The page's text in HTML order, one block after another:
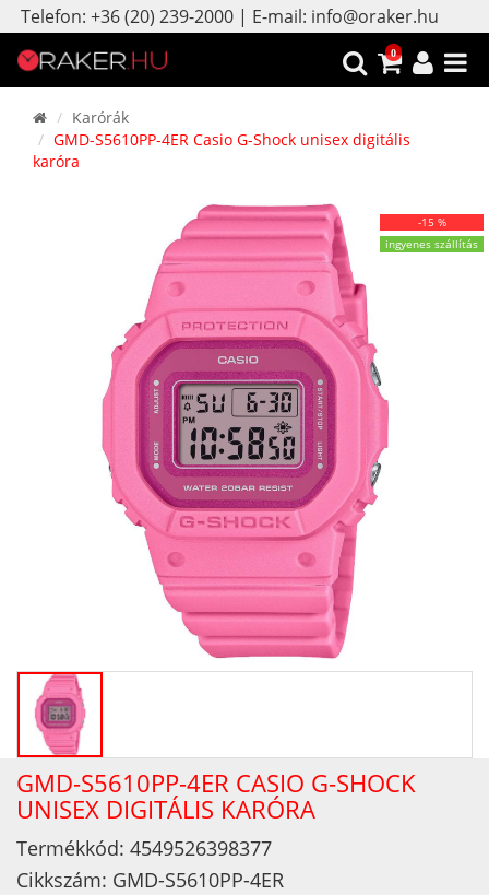
Telefon: +36 (20) 239-2000 | E-mail: info@oraker.hu
0
Karórák
GMD-S5610PP-4ER Casio G-Shock unisex digitális
karóra
-15 %
ingyenes szállítás
GMD-S5610PP-4ER CASIO G-SHOCK
UNISEX DIGITÁLIS KARÓRA
Termékkód: 4549526398377
Cikkszám: GMD-S5610PP-4ER